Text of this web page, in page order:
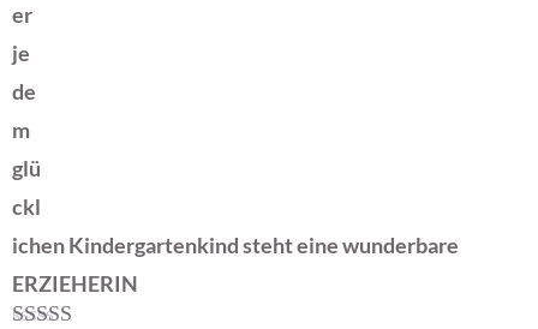
er
je
de
m
glü
ckl
ichen Kindergartenkind steht eine wunderbare
ERZIEHERIN